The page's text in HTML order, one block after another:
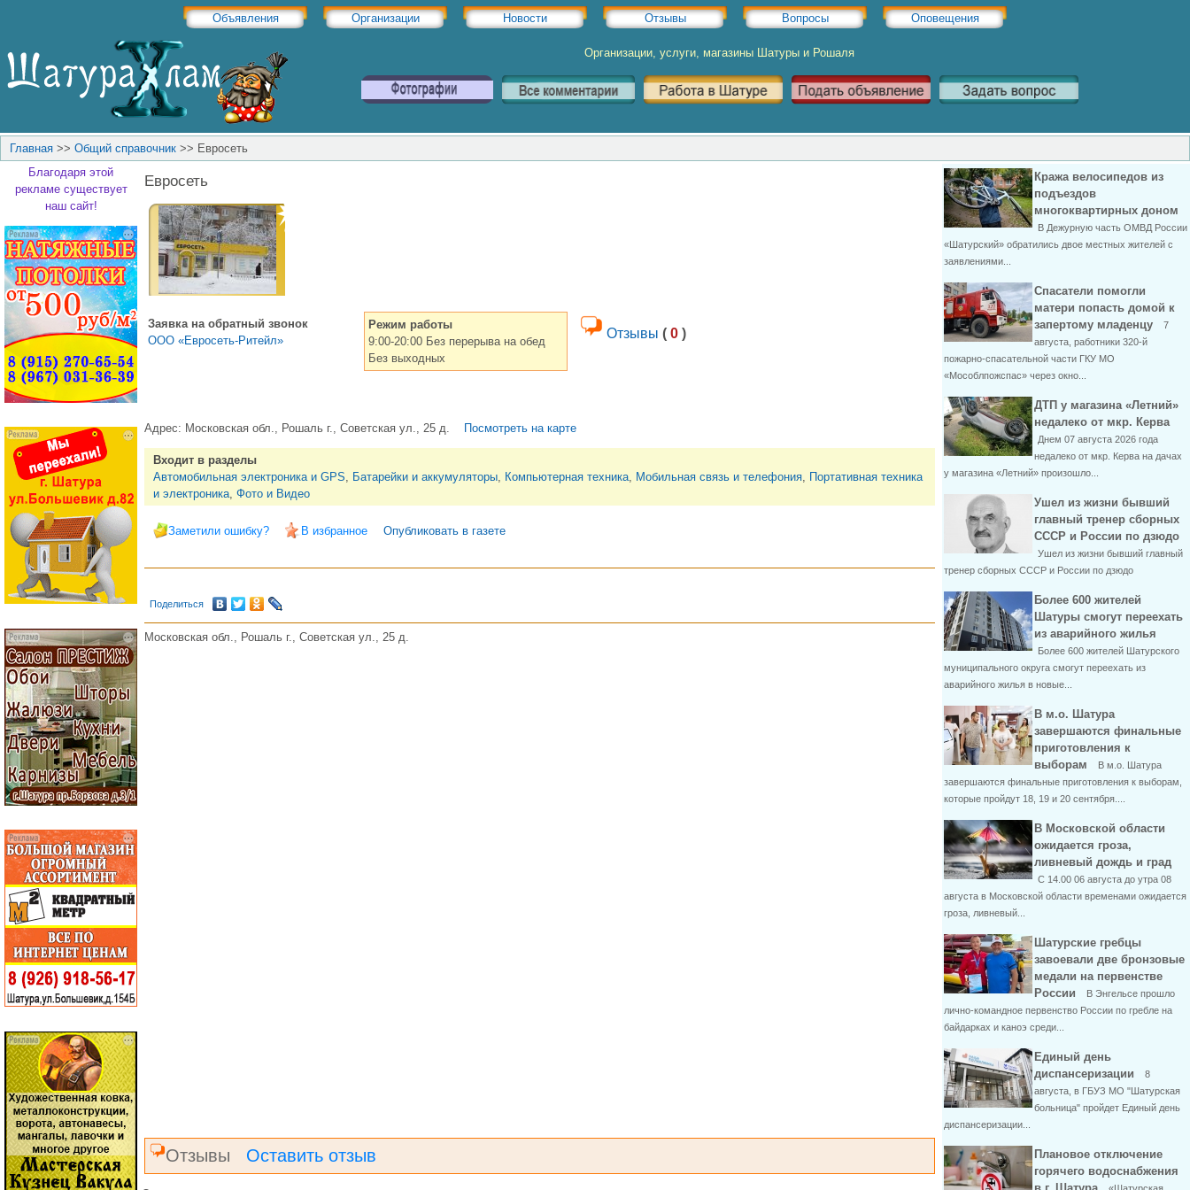
Объявления Организации Новости Отзывы Вопросы Оповещения
Организации, услуги, магазины Шатуры и Рошаля
Главная >> Общий справочник >> Евросеть
Благодаря этой
рекламе существует
наш сайт!
Евросеть
Заявка на обратный звонок
ООО «Евросеть-Ритейл»
Режим работы
9:00-20:00 Без перерыва на обед
Без выходных
Отзывы ( 0 )
Адрес: Московская обл., Рошаль г., Советская ул., 25 д. Посмотреть на карте
Входит в разделы
Автомобильная электроника и GPS, Батарейки и аккумуляторы, Компьютерная техника, Мобильная связь и телефония, Портативная техника
и электроника, Фото и Видео
Заметили ошибку? В избранное Опубликовать в газете
Поделиться
Московская обл., Рошаль г., Советская ул., 25 д.
Отзывы Оставить отзыв
Кража велосипедов из
подъездов
многоквартирных доном
В Дежурную часть ОМВД России
«Шатурский» обратились двое местных жителей с
заявлениями...
Спасатели помогли
матери попасть домой к
запертому младенцу
7
августа, работники 320-й
пожарно-спасательной части ГКУ МО
«Мособлпожспас» через окно...
ДТП у магазина «Летний»
недалеко от мкр. Керва
Днем 07 августа 2026 года
недалеко от мкр. Керва на дачах
у магазина «Летний» произошло...
Ушел из жизни бывший
главный тренер сборных
СССР и России по дзюдо
Ушел из жизни бывший главный
тренер сборных СССР и России по дзюдо
Более 600 жителей
Шатуры смогут переехать
из аварийного жилья
Более 600 жителей Шатурского
муниципального округа смогут переехать из
аварийного жилья в новые...
В м.о. Шатура
завершаются финальные
приготовления к
выборам
В м.о. Шатура
завершаются финальные приготовления к выборам,
которые пройдут 18, 19 и 20 сентября....
В Московской области
ожидается гроза,
ливневый дождь и град
С 14.00 06 августа до утра 08
августа в Московской области временами ожидается
гроза, ливневый...
Шатурские гребцы
завоевали две бронзовые
медали на первенстве
России
В Энгельсе прошло
лично-командное первенство России по гребле на
байдарках и каноэ среди...
Единый день
диспансеризации
8
августа, в ГБУЗ МО "Шатурская
больница" пройдет Единый день
диспансеризации...
Плановое отключение
горячего водоснабжения